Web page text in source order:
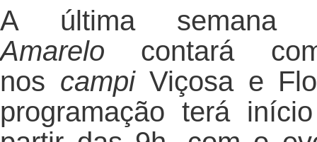
A última
Amarelo contará
nos campi Viçosa e
programação terá